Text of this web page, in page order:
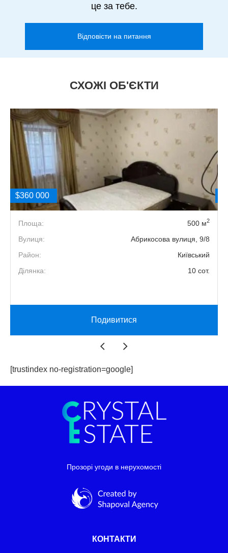
це за тебе.
Відповісти на питання
СХОЖІ ОБ'ЄКТИ
$360 000
Площа: 500 м2
Вулиця:
Абрикосова вулиця, 9/8
Район:
Київський
Ділянка:
10 сот.
Подивитися
[trustindex no-registration=google]
Прозорі угоди в нерухомості
КОНТАКТИ